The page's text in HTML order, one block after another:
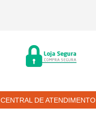
CENTRAL DE ATENDIMENTO